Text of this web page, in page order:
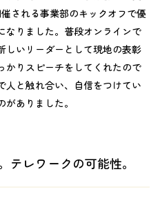
される事業部のキックオフで優
なりました。普段オンラインで
しいリーダーとして現地の表彰
かりスピーチをしてくれたので
人と触れ合い、自信をつけてい
ありました。
レワークの可能性。